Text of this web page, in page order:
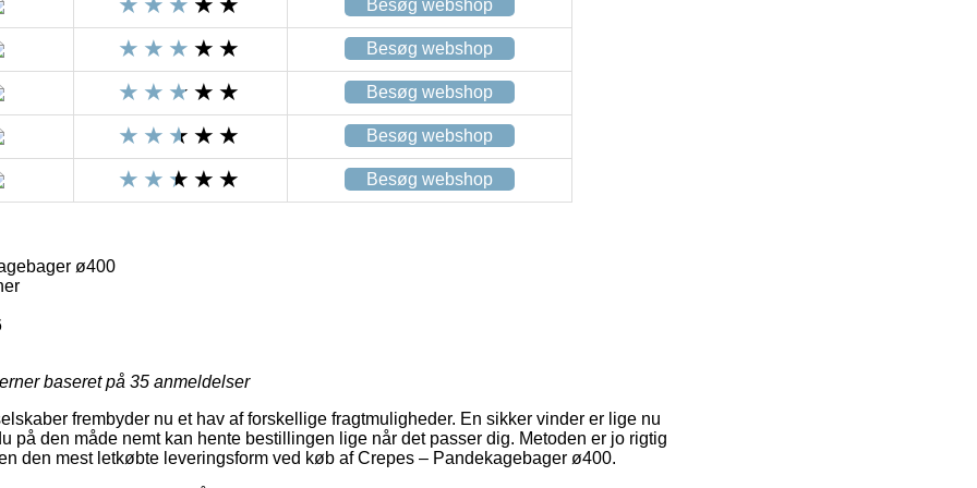
Besøg webshop
Besøg webshop
Besøg webshop
Besøg webshop
Besøg webshop
ø400
baseret på 35 anmeldelser
frembyder nu et hav af forskellige fragtmuligheder. En sikker vinder er lige nu
på den måde nemt kan hente bestillingen lige når det passer dig. Metoden er jo rigtig
den mest letkøbte leveringsform ved køb af Crepes – Pandekagebager ø400.